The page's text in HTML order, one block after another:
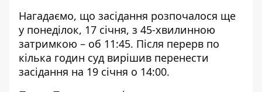
Нагадаємо, що засідання розпочалося ще
у понеділок, 17 січня, з 45-хвилинною
затримкою – об 11:45. Після перерв по
кілька годин суд вирішив перенести
засідання на 19 січня о 14:00.